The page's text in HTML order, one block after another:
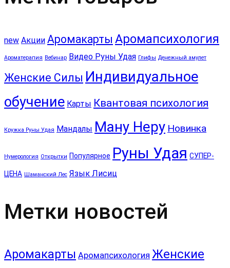
new Акции Аромакарты Аромапсихология
Ароматерапия Вебинар Видео Руны Удая Глифы Денежный амулет
Женские Силы Индивидуальное
обучение Карты Квантовая психология
Кружка Руны Удая Мандалы Ману Неру Новинка
Нумерология Открытки Популярное Руны Удая СУПЕР-
ЦЕНА Шаманский Лес Язык Лисиц
Метки новостей
Аромакарты Аромапсихология Женские